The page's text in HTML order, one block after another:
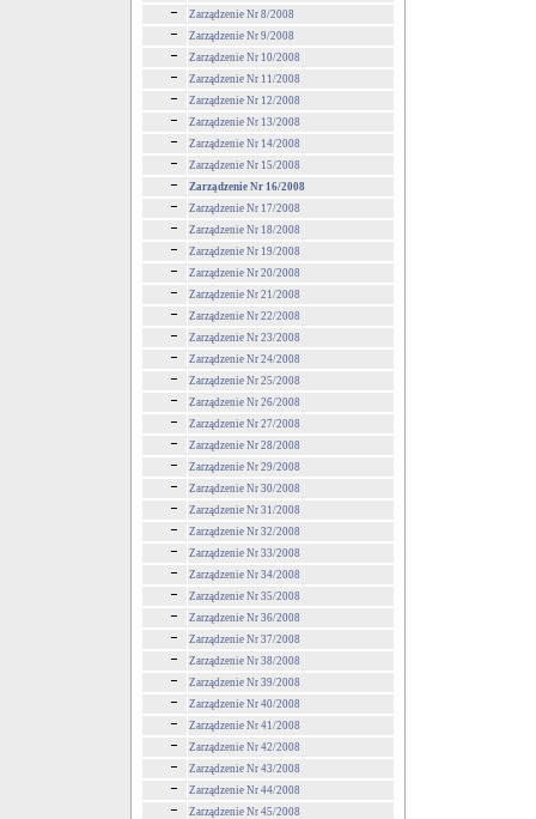
Zarządzenie Nr 8/2008
Zarządzenie Nr 9/2008
Zarządzenie Nr 10/2008
Zarządzenie Nr 11/2008
Zarządzenie Nr 12/2008
Zarządzenie Nr 13/2008
Zarządzenie Nr 14/2008
Zarządzenie Nr 15/2008
Zarządzenie Nr 16/2008
Zarządzenie Nr 17/2008
Zarządzenie Nr 18/2008
Zarządzenie Nr 19/2008
Zarządzenie Nr 20/2008
Zarządzenie Nr 21/2008
Zarządzenie Nr 22/2008
Zarządzenie Nr 23/2008
Zarządzenie Nr 24/2008
Zarządzenie Nr 25/2008
Zarządzenie Nr 26/2008
Zarządzenie Nr 27/2008
Zarządzenie Nr 28/2008
Zarządzenie Nr 29/2008
Zarządzenie Nr 30/2008
Zarządzenie Nr 31/2008
Zarządzenie Nr 32/2008
Zarządzenie Nr 33/2008
Zarządzenie Nr 34/2008
Zarządzenie Nr 35/2008
Zarządzenie Nr 36/2008
Zarządzenie Nr 37/2008
Zarządzenie Nr 38/2008
Zarządzenie Nr 39/2008
Zarządzenie Nr 40/2008
Zarządzenie Nr 41/2008
Zarządzenie Nr 42/2008
Zarządzenie Nr 43/2008
Zarządzenie Nr 44/2008
Zarządzenie Nr 45/2008